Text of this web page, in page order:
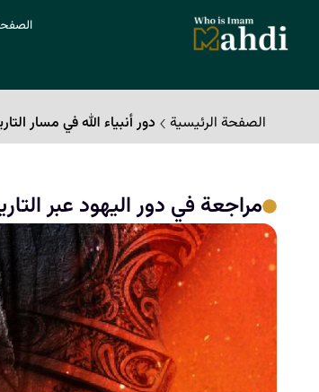
الصفحة الرئیسیة دور أنبياء الله في مسار
مراجعة في دور اليهود عبر